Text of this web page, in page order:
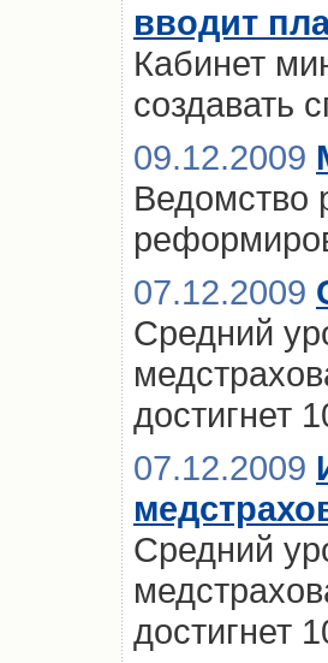
вводит
Кабинет
создавать
09.12.2009
Ведомство
07.12.2009
Средний
достигнет
07.12.2009
Средний
достигнет